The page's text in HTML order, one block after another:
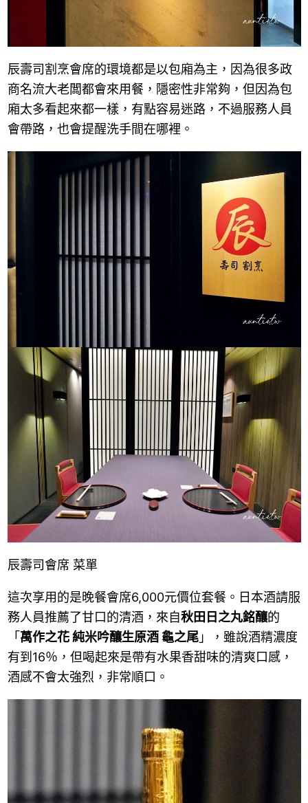
辰壽司割烹會席的環境都是以包廂為主，因為很多政
商名流大老闆都會來用餐，隱密性非常夠，但因為包
廂太多看起來都一樣，有點容易迷路，不過服務人員
會帶路，也會提醒洗手間在哪裡。
辰壽司會席 菜單
這次享用的是晚餐會席6,000元價位套餐。日本酒請服
務人員推薦了甘口的清酒，來自秋田日之丸銘釀的
「 萬作之花 純米吟釀生原酒 龜之尾」，雖說酒精濃度
有到16％，但喝起來是帶有水果香甜味的清爽口感，
酒感不會太強烈，非常順口。